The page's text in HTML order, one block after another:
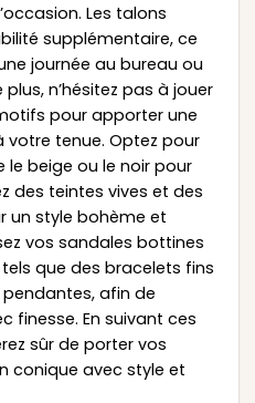
Les talons
supplémentaire, ce
journée au bureau ou
n’hésitez pas à jouer
pour apporter une
tenue. Optez pour
beige ou le noir pour
des teintes vives et des
un style bohème et
vos sandales bottines
que des bracelets fins
pendantes, afin de
finesse. En suivant ces
sûr de porter vos
conique avec style et